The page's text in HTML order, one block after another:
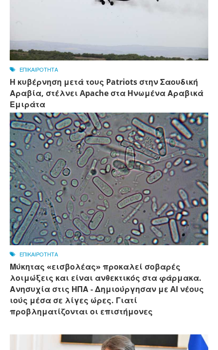
ΕΠΙΚΑΙΡΟΤΗΤΑ
Η κυβέρνηση μετά τους Patriots στην Σαουδική
Αραβία, στέλνει Apache στα Ηνωμένα Αραβικά
Εμιράτα
ΕΠΙΚΑΙΡΟΤΗΤΑ
Μύκητας «εισβολέας» προκαλεί σοβαρές
λοιμώξεις και είναι ανθεκτικός στα φάρμακα.
Ανησυχία στις ΗΠΑ - Δημιούργησαν με AI νέους
ιούς μέσα σε λίγες ώρες. Γιατί
προβληματίζονται οι επιστήμονες